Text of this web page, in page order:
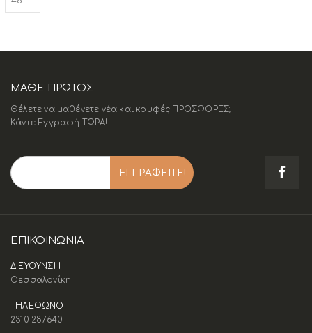
ΜΑΘΕ ΠΡΩΤΟΣ
Θέλετε να μαθένετε νέα και κρυφές ΠΡΟΣΦΟΡΕΣ;
Κάντε Εγγραφή ΤΩΡΑ!
ΕΠΙΚΟΙΝΩΝΊΑ
ΔΙΕΥΘΥΝΣΗ
Θεσσαλονίκη
ΤΗΛΕΦΩΝΟ
2310 287640